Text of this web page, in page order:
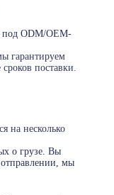
ODM/OEM-
гарантируем
поставки.
на несколько
о грузе. Вы
мы